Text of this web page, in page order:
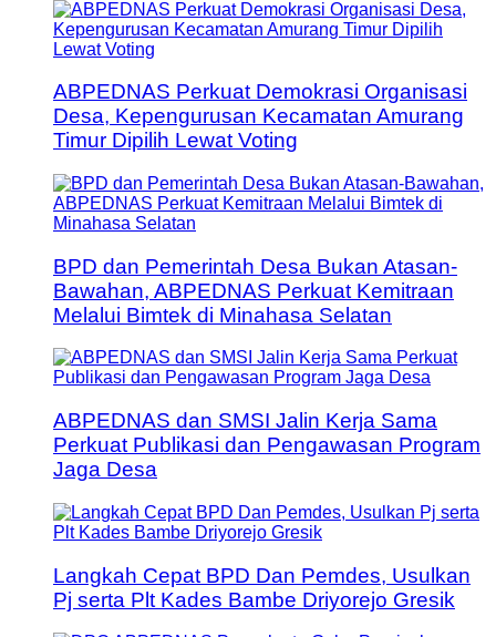
ABPEDNAS Perkuat Demokrasi Organisasi
Desa, Kepengurusan Kecamatan Amurang
Timur Dipilih Lewat Voting
BPD dan Pemerintah Desa Bukan Atasan-
Bawahan, ABPEDNAS Perkuat Kemitraan
Melalui Bimtek di Minahasa Selatan
ABPEDNAS dan SMSI Jalin Kerja Sama
Perkuat Publikasi dan Pengawasan Program
Jaga Desa
Langkah Cepat BPD Dan Pemdes, Usulkan
Pj serta Plt Kades Bambe Driyorejo Gresik